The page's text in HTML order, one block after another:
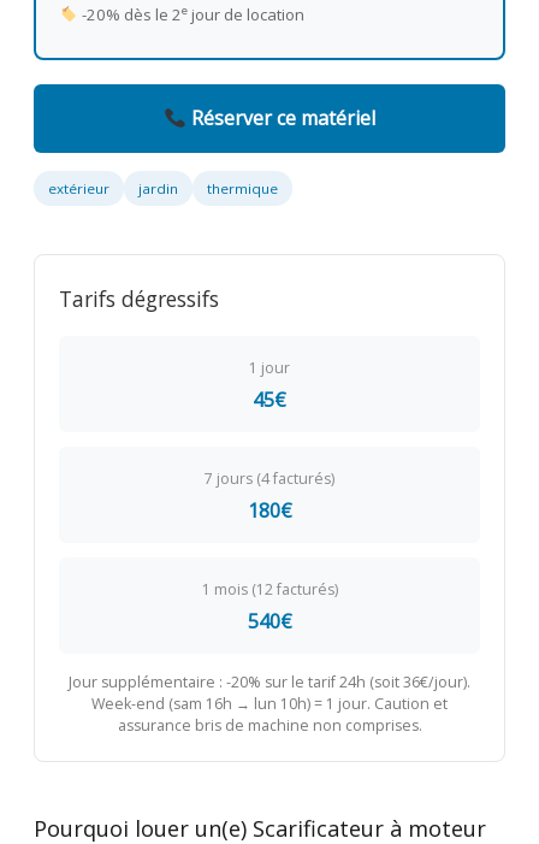
-20% dès le 2ejour de location
Réserver ce matériel
extérieur jardin thermique
Tarifs dégressifs
1 jour
45€
7 jours (4 facturés)
180€
1 mois (12 facturés)
540€
Jour supplémentaire : -20% sur le tarif 24h (soit 36€/jour).
Week-end (sam 16h → lun 10h) = 1 jour. Caution et
assurance bris de machine non comprises.
Pourquoi louer un(e) Scarificateur à moteur